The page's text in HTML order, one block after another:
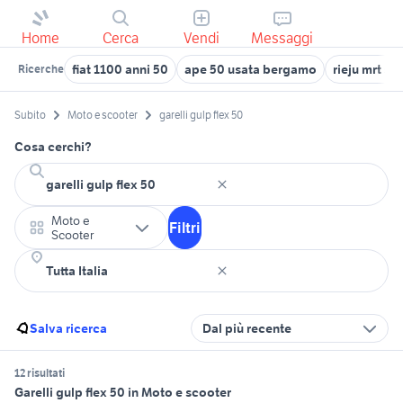
Home Cerca Vendi Messaggi
Ricerche fiat 1100 anni 50 ape 50 usata bergamo rieju mrt 50
Subito Moto e scooter garelli gulp flex 50
Cosa cerchi?
Moto e
Scooter
Filtri
Salva ricerca Dal più recente
12 risultati
Garelli gulp flex 50 in Moto e scooter